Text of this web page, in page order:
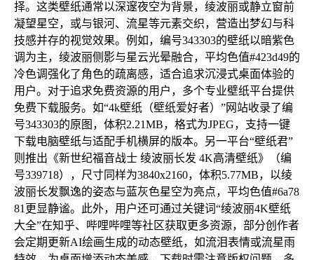
择。这类壁纸通常以深邃夜空为背景，绫波丽或静立窗前
凝望星空，或与银河、流星等元素交织，营造出梦幻与科
技感并存的视觉效果。例如，编号343303的壁纸以暗紫色
调为主，绫波丽侧影与星云光晕融合，平均色值#423d49的
冷色调强化了角色的疏离感，适合追求沉浸式桌面体验的
用户。对于追求免费资源的用户，多个专业壁纸平台提供
免费下载服务。如“4k壁纸（壁纸爱好者）”网站收录了编
号343303的原图，体积2.21MB，格式为JPEG，支持一键
下载电脑壁纸与适配手机横屏的版本。另一平台“壁纸君”
则推出《新世纪福音战士 绫波丽长发 4K高清壁纸》（编
号339718），尺寸同样为3840x2160，体积5.77MB，以绫
波丽长发飘逸的姿态与蓝灰色星空为亮点，平均色值#6a78
81更显静谧。此外，用户还可通过关键词“绫波丽4K壁纸
大全”在知乎、哔哩哔哩等社区获取更多资源，部分创作者
会定期更新AI绘画生成的动态壁纸，如流泪表情或流星雨